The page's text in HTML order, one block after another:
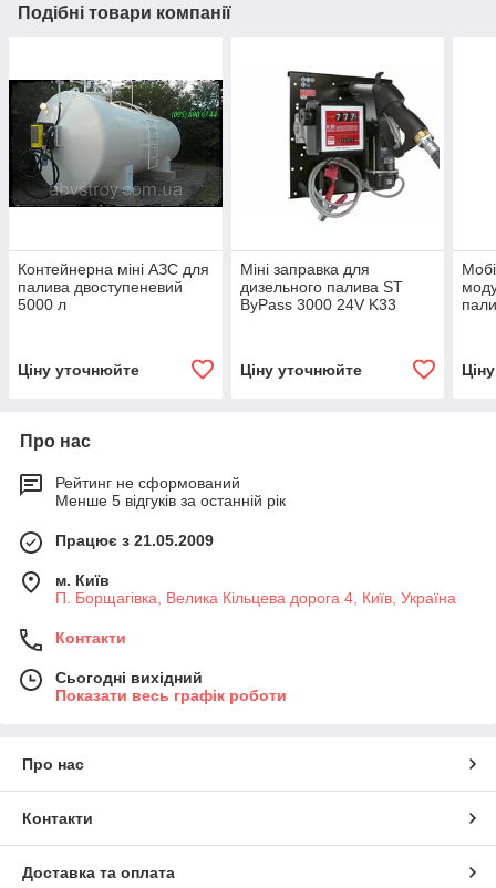
Подібні товари компанії
Контейнерна міні АЗС для
палива двоступеневий
5000 л
Ціну уточнюйте
Міні заправка для
дизельного палива ST
ByPass 3000 24V K33
Ціну уточнюйте
Про нас
Рейтинг не сформований
Менше 5 відгуків за останній рік
Працює з 21.05.2009
м. Київ
П. Борщагівка, Велика Кільцева дорога 4, Київ, Україна
Контакти
Сьогодні вихідний
Показати весь графік роботи
Про нас
Контакти
Доставка та оплата